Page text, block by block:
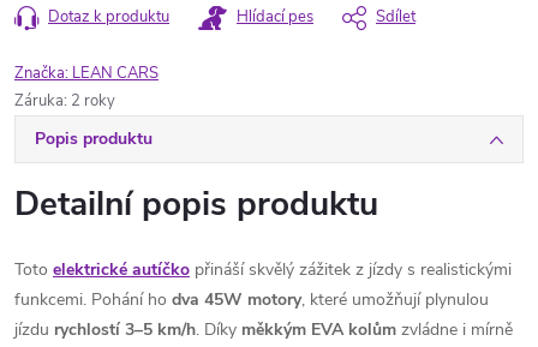
Dotaz k produktu Hlídací pes Sdílet
Značka: LEAN CARS
Záruka: 2 roky
Popis produktu
Detailní popis produktu
Toto elektrické autíčko přináší skvělý zážitek z jízdy s realistickými
funkcemi. Pohání ho dva 45W motory, které umožňují plynulou
jízdu rychlostí 3–5 km/h. Díky měkkým EVA kolům zvládne i mírně